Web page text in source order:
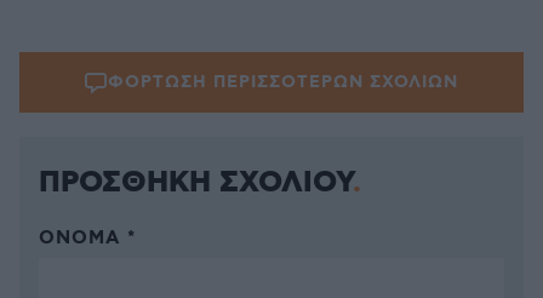
ΦΟΡΤΩΣΗ ΠΕΡΙΣΣΟΤΕΡΩΝ ΣΧΟΛΙΩΝ
ΠΡΟΣΘΗΚΗ ΣΧΟΛΙΟΥ
ΌΝΟΜΑ *